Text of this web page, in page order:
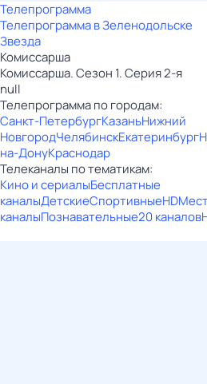
Телепрограмма
Телепрограмма в Зеленодольске
Звезда
Комиссарша
Комиссарша. Сезон 1. Серия 2-я
null
Телепрограмма по городам:
Санкт-ПетербургКазаньНижний
НовгородЧелябинскЕкатеринбург
на-ДонуКраснодар
Телеканалы по тематикам:
Кино и сериалыБесплатные
каналыДетскиеСпортивныеHD
каналыПознавательные20 каналов